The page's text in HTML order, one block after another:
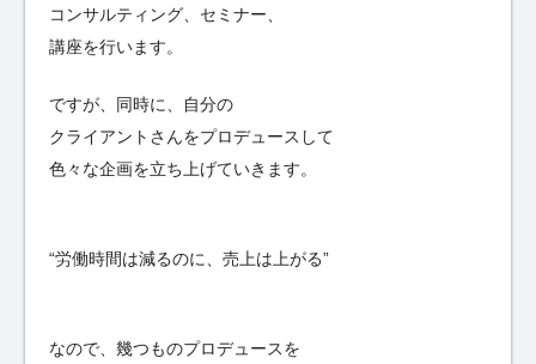
コンサルティング、セミナー、
講座を行います。
ですが、同時に、自分の
クライアントさんをプロデュースして
色々な企画を立ち上げていきます。
“労働時間は減るのに、売上は上がる”
なので、幾つものプロデュースを